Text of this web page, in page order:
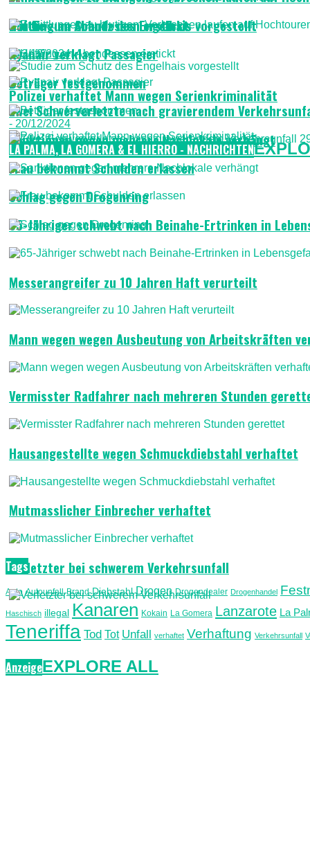
Studie zum Schutz des Engelhais vorgestellt
- 22/12/2024
Polizei verhaftet Mann wegen Serienkriminalität
- 20/12/2024
Häftling an Abendessen erstickt
Betrüger festgenommen
Sanktionen gegen mehrere Nachlokale verhängt
Schlag gegen Drogenring
Ryanair verklagt Passagier
Zwei Schwerverletzte nach gravierendem
Frau bekommt Schulden erlassen
65-Jähriger schwebt nach Beinahe-Ertrinken in
Messerangreifer zu 10 Jahren Haft verurteilt
Mann wegen wegen Ausbeutung von Arbeitskräften
Vermisster Radfahrer nach mehreren Stunden
Hausangestellte wegen Schmuckdiebstahl verhaftet
Mutmasslicher Einbrecher verhaftet
Verletzter bei schwerem Verkehrsunfall
LA PALMA, LA GOMERA & EL HIERRO - NACHRICHTEN
Tags
Auto Autounfall Brand Diebstahl Drogen Drogendealer Drogenhandel
Haschisch illegal Kanaren Kokain La Gomera Lanzarote La
Teneriffa Tod Tot Unfall verhaftet Verhaftung Verkehrsunfall
AnzeigeEXPLORE ALL